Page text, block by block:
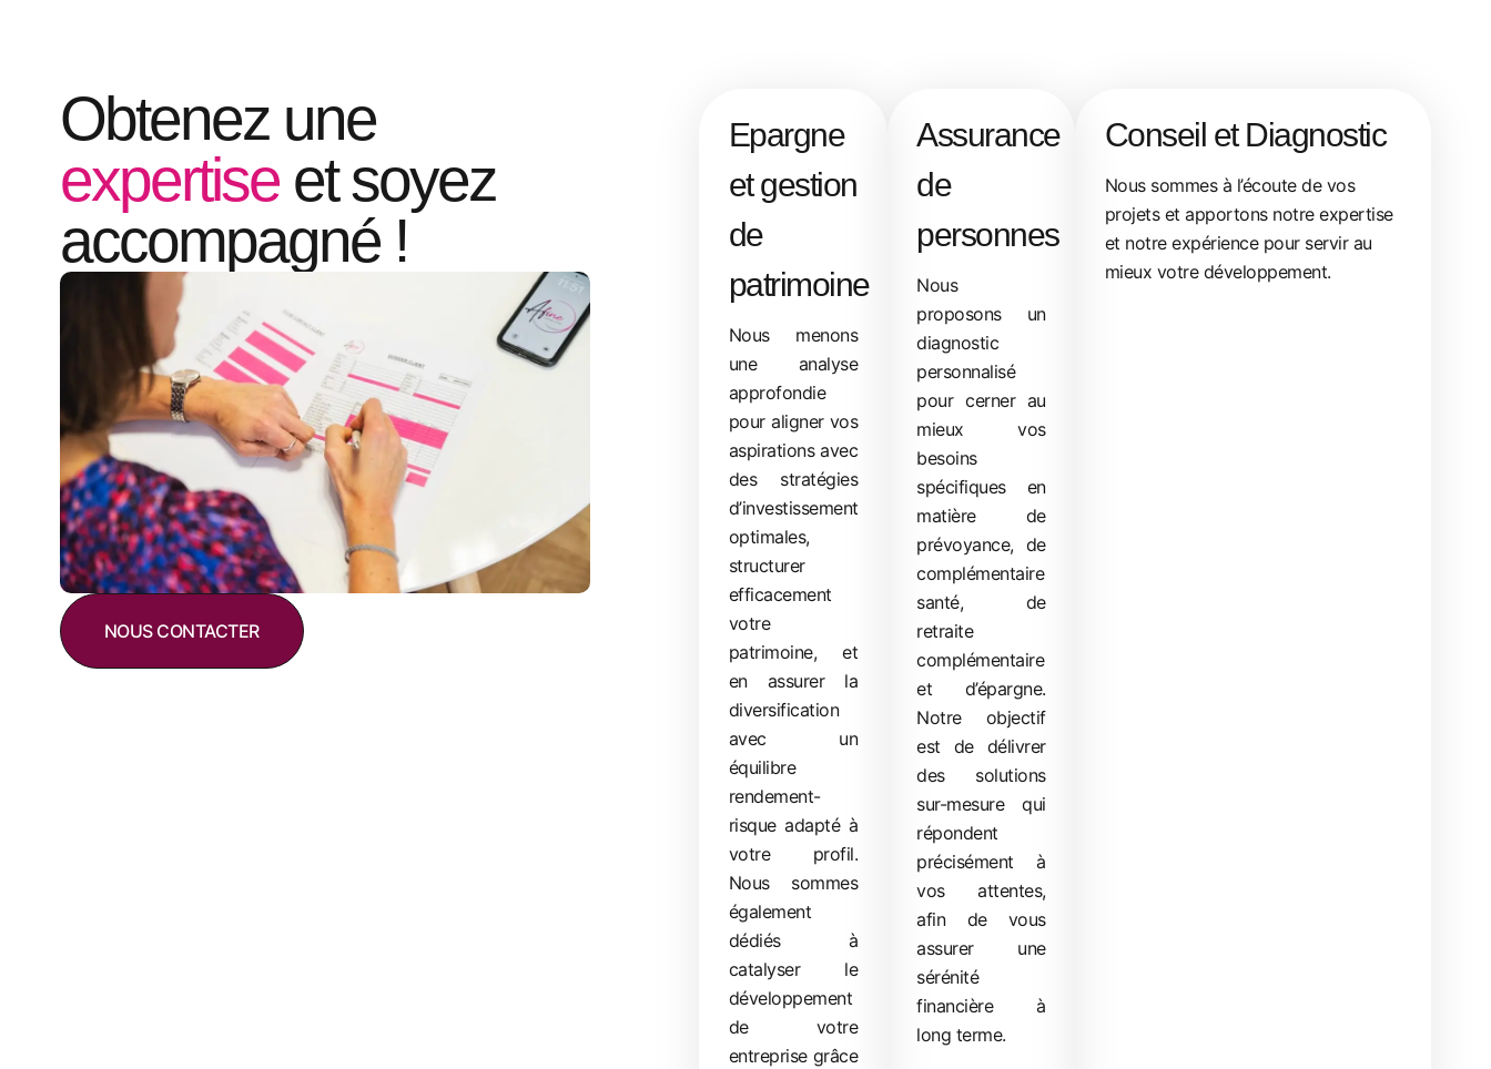
Obtenez une
expertiseet soyez
accompagné !
NOUS CONTACTER
Epargne
et gestion
de
patrimoine
Nous menons
une analyse
approfondie
pour aligner vos
aspirations avec
des stratégies
d’investissement
optimales,
structurer
efficacement
votre
patrimoine, et
en assurer la
diversification
avec un
équilibre
rendement-
risque adapté à
votre profil.
Nous sommes
également
dédiés à
catalyser le
développement
de votre
entreprise grâce
Assurance
de
personnes
Nous
proposons un
diagnostic
personnalisé
pour cerner au
mieux vos
besoins
spécifiques en
matière de
prévoyance, de
complémentaire
santé, de
retraite
complémentaire
et d’épargne.
Notre objectif
est de délivrer
des solutions
sur-mesure qui
répondent
précisément à
vos attentes,
afin de vous
assurer une
sérénité
financière à
long terme.
Conseil et Diagnostic
Nous sommes à l’écoute de vos
projets et apportons notre expertise
et notre expérience pour servir au
mieux votre développement.